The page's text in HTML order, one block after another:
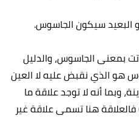
البعيد سيكون الجاسوس.
بمعنى الجاسوس، والدليل
هو الذي نقبض عليه لا العين
وبما أنه لا توجد علاقة ما
فالعلاقة هنا تسمى علاقة غير